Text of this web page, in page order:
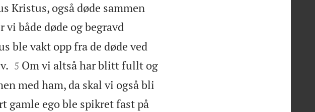
Kristus, også døde sammen
vi både døde og begravd
ble vakt opp fra de døde ved

5 Om vi altså har blitt fullt og
med ham, da skal vi også bli
gamle ego ble spikret fast på